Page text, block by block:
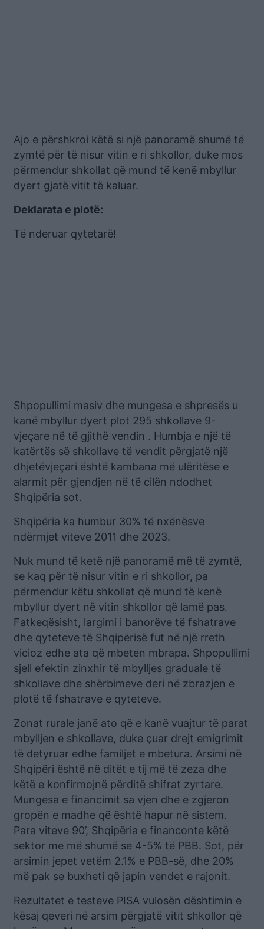
Ajo e përshkroi këtë si një panoramë shumë të
zymtë për të nisur vitin e ri shkollor, duke mos
përmendur shkollat që mund të kenë mbyllur
dyert gjatë vitit të kaluar.
Deklarata e plotë:
Të nderuar qytetarë!
Shpopullimi masiv dhe mungesa e shpresës u
kanë mbyllur dyert plot 295 shkollave 9-
vjeçare në të gjithë vendin . Humbja e një të
katërtës së shkollave të vendit përgjatë një
dhjetëvjeçari është kambana më ulëritëse e
alarmit për gjendjen në të cilën ndodhet
Shqipëria sot.
Shqipëria ka humbur 30% të nxënësve
ndërmjet viteve 2011 dhe 2023.
Nuk mund të ketë një panoramë më të zymtë,
se kaq për të nisur vitin e ri shkollor, pa
përmendur këtu shkollat që mund të kenë
mbyllur dyert në vitin shkollor që lamë pas.
Fatkeqësisht, largimi i banorëve të fshatrave
dhe qyteteve të Shqipërisë fut në një rreth
vicioz edhe ata që mbeten mbrapa. Shpopullimi
sjell efektin zinxhir të mbylljes graduale të
shkollave dhe shërbimeve deri në zbrazjen e
plotë të fshatrave e qyteteve.
Zonat rurale janë ato që e kanë vuajtur të parat
mbylljen e shkollave, duke çuar drejt emigrimit
të detyruar edhe familjet e mbetura. Arsimi në
Shqipëri është në ditët e tij më të zeza dhe
këtë e konfirmojnë përditë shifrat zyrtare.
Mungesa e financimit sa vjen dhe e zgjeron
gropën e madhe që është hapur në sistem.
Para viteve 90’, Shqipëria e financonte këtë
sektor me më shumë se 4-5% të PBB. Sot, për
arsimin jepet vetëm 2.1% e PBB-së, dhe 20%
më pak se buxheti që japin vendet e rajonit.
Rezultatet e testeve PISA vulosën dështimin e
kësaj qeveri në arsim përgjatë vitit shkollor që